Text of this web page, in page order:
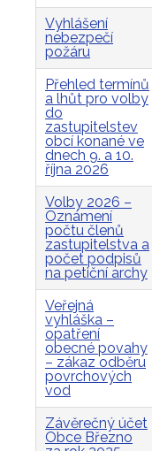
Vyhlášení
nebezpečí
požáru
Přehled termínů
a lhůt pro volby
do
zastupitelstev
obcí konané ve
dnech 9. a 10.
října 2026
Volby 2026 –
Oznámení
počtu členů
zastupitelstva a
počet podpisů
na petiční archy
Veřejná
vyhláška –
opatření
obecné povahy
– zákaz odběru
povrchových
vod
Závěrečný účet
Obce Březno